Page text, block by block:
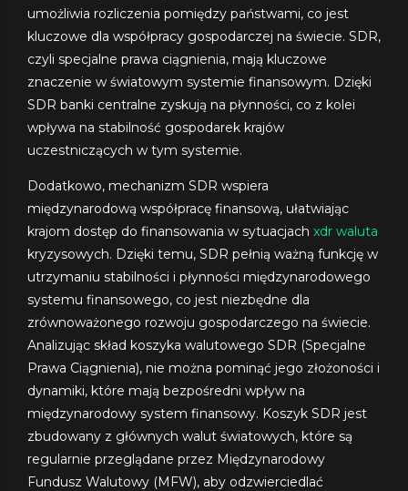
umożliwia rozliczenia pomiędzy państwami, co jest
kluczowe dla współpracy gospodarczej na świecie. SDR,
czyli specjalne prawa ciągnienia, mają kluczowe
znaczenie w światowym systemie finansowym. Dzięki
SDR banki centralne zyskują na płynności, co z kolei
wpływa na stabilność gospodarek krajów
uczestniczących w tym systemie.
Dodatkowo, mechanizm SDR wspiera
międzynarodową współpracę finansową, ułatwiając
krajom dostęp do finansowania w sytuacjach xdr waluta
kryzysowych. Dzięki temu, SDR pełnią ważną funkcję w
utrzymaniu stabilności i płynności międzynarodowego
systemu finansowego, co jest niezbędne dla
zrównoważonego rozwoju gospodarczego na świecie.
Analizując skład koszyka walutowego SDR (Specjalne
Prawa Ciągnienia), nie można pominąć jego złożoności i
dynamiki, które mają bezpośredni wpływ na
międzynarodowy system finansowy. Koszyk SDR jest
zbudowany z głównych walut światowych, które są
regularnie przeglądane przez Międzynarodowy
Fundusz Walutowy (MFW), aby odzwierciedlać